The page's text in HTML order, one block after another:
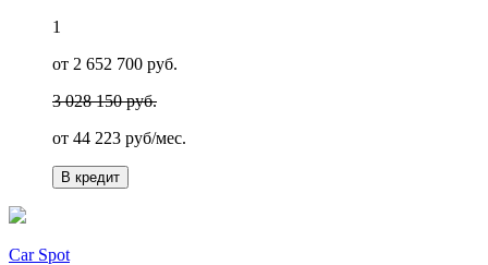
1
от 2 652 700 руб.
3 028 150 руб.
от 44 223 руб/мес.
В кредит
Car Spot